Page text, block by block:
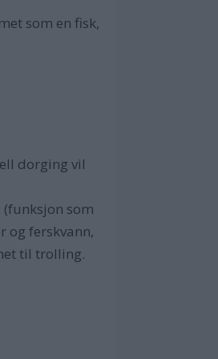
som en fisk,
dorging vil
som
og ferskvann,
til trolling.